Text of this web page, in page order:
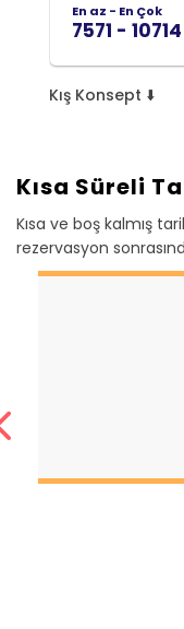
En az - En Çok
7571 -
Kış Konsept ⬇️
Kısa Süreli
Kısa ve boş kalmış
rezervasyon